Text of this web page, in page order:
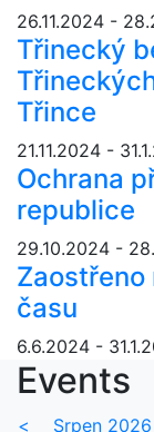
26.11.2024 -
Třinecký
Třince
21.11.2024 -
Ochrana
republice
29.10.2024 -
Zaostřeno
času
6.6.2024 -
Events
< Srpen 2026